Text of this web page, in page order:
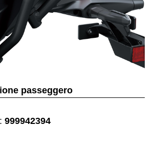
passeggero
999942394